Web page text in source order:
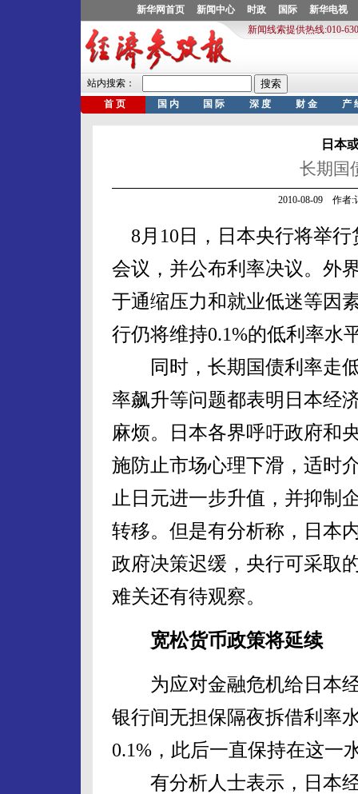
日本
长期国
2010-08-09 作者:
8月10日，日本央行将举行
会议，并公布利率决议。外
于通缩压力和就业低迷等因
行仍将维持0.1%的低利率水
同时，长期国债利率走
率飙升等问题都表明日本经
麻烦。日本各界呼吁政府和
施防止市场心理下滑，适时
止日元进一步升值，并抑制
转移。但是有分析称，日本
政府决策迟缓，央行可采取
难关还有待观察。
宽松货币政策将延续
为应对金融危机给日本经
银行间无担保隔夜拆借利率
0.1%，此后一直保持在这一
有分析人士表示，日本经